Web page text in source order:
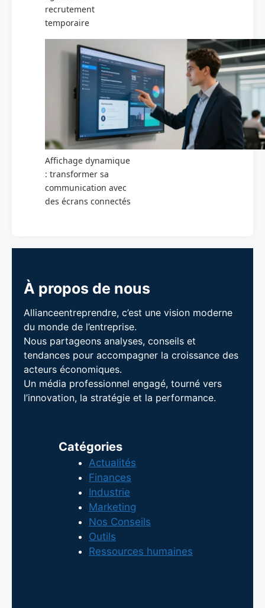
recrutement
temporaire
Affichage dynamique
: transformer sa
communication avec
des écrans connectés
À propos de nous
Allianceentreprendre, c’est une vision moderne
du monde de l’entreprise.
Nous partageons analyses, conseils et
tendances pour accompagner la croissance des
acteurs économiques.
Un média professionnel engagé, tourné vers
l’innovation, la stratégie et la performance.
Catégories
Actualités
Finances
Industrie
Marketing
Nos Conseils
Outils
Ressources humaines